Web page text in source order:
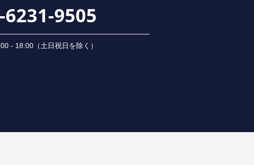
6231-9505
- 18:00（⼟⽇祝⽇を除く）